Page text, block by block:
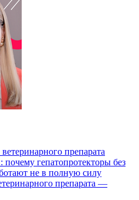
препарата
гепатопротекторы без
не в полную силу
препарата —